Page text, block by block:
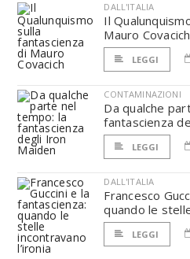
DALL'ITALIA
Il
Mauro Covacich
LEGGI
CONTAMINAZIONI
Da qualche
fantascienza
LEGGI
DALL'ITALIA
Francesco
quando le
LEGGI